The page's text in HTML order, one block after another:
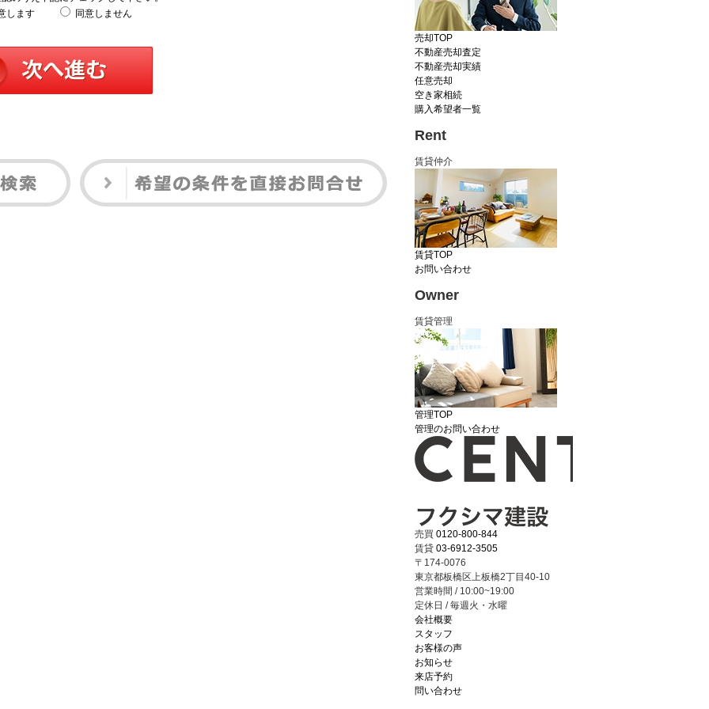
します
同意しません
売却TOP
不動産売却査定
不動産売却実績
任意売却
空き家相続
購入希望者一覧
Rent
賃貸仲介
賃貸TOP
お問い合わせ
Owner
賃貸管理
管理TOP
管理のお問い合わせ
売買 0120-800-844
賃貸 03-6912-3505
〒174-0076
東京都板橋区上板橋2丁目40-10
営業時間 / 10:00~19:00
定休日 / 毎週火・水曜
会社概要
スタッフ
お客様の声
お知らせ
来店予約
問い合わせ